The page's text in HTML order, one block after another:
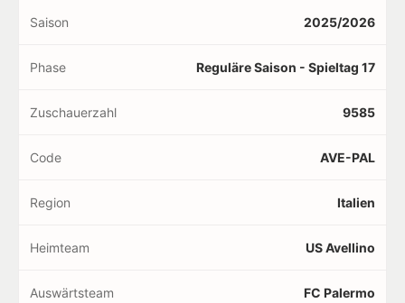
Saison 2025/2026
Phase Reguläre Saison - Spieltag 17
Zuschauerzahl 9585
Code AVE-PAL
Region Italien
Heimteam US Avellino
Auswärtsteam FC Palermo